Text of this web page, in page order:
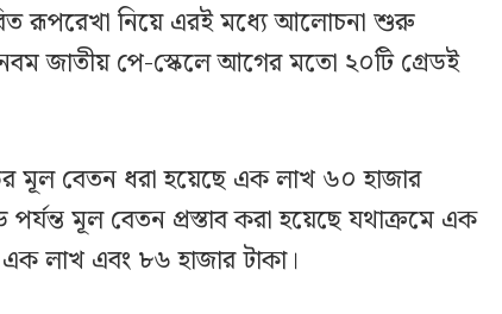
রূপরেখা নিয়ে এরই মধ্যে আলোচনা শুরু
নবম জাতীয় পে-স্কেলে আগের মতো ২০টি গ্রেডই
মূল বেতন ধরা হয়েছে এক লাখ ৬০ হাজার
মূল বেতন প্রস্তাব করা হয়েছে যথাক্রমে এক
লাখ এবং ৮৬ হাজার টাকা।